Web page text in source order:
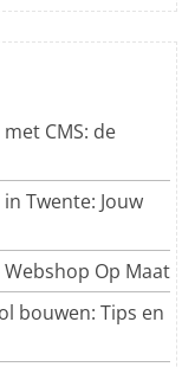
CMS: de
Twente: Jouw
Op Maat
bouwen: Tips en